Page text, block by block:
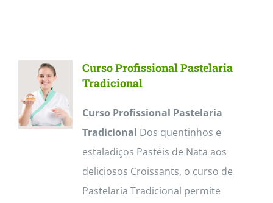
Curso Profissional Pastelaria
Tradicional
Curso Profissional Pastelaria
Tradicional Dos quentinhos e
estaladiços Pastéis de Nata aos
deliciosos Croissants, o curso de
Pastelaria Tradicional permite